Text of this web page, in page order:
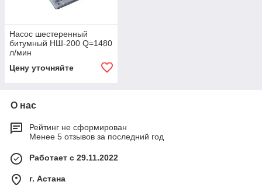
Насос шестеренный
битумный НШ-200 Q=1480
л/мин
Цену уточняйте
О нас
Рейтинг не сформирован
Менее 5 отзывов за последний год
Работает с 29.11.2022
г. Астана